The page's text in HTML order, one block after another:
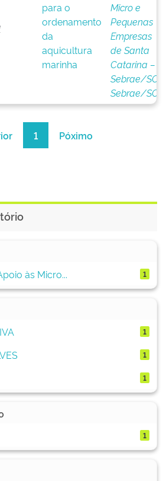
para o
ordenamento
da
aquicultura
marinha
Micro e
Pequenas
Empresas
de Santa
Catarina –
Sebrae/SC
Sebrae/SC
1 Póximo
às Micro...
1
1
1
1
1